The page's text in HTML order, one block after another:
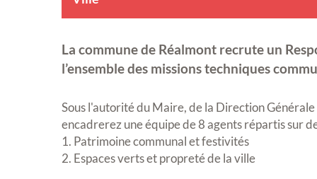
La commune de Réalmont recrute un
l’ensemble des missions techniques
Sous l'autorité du Maire, de la Direction
encadrerez une équipe de 8 agents répartis sur
1. Patrimoine communal et festivités
2. Espaces verts et propreté de la ville